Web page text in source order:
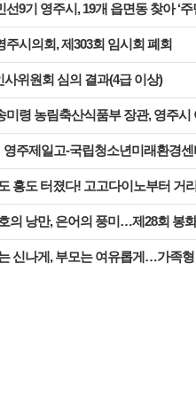
선9기 영주시, 19개 읍면동 찾아 ‘주민과의
주시의회, 제303회 임시회 폐회
사위원회 심의 결과(4급 이상)
령 농림축산식품부 장관, 영주시 여름사과 생육현황 및 산지유통
영주제일고-국립청소년미래환경센터, 학교 밖 교육
흥도 터졌다! 고고다이노부터 거리노래방
낭만, 은어의 풍미…제28회 봉화은어축제, ‘오감
게, 부모는 여유롭게…가족형 축제로 확 달라진 제28회 봉화은